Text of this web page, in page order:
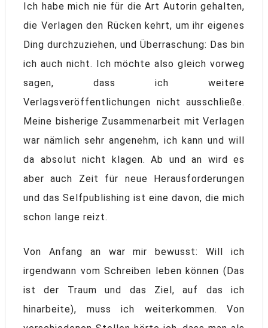
Ich habe mich nie für die Art Autorin gehalten,
die Verlagen den Rücken kehrt, um ihr eigenes
Ding durchzuziehen, und Überraschung: Das bin
ich auch nicht. Ich möchte also gleich vorweg
sagen, dass ich weitere
Verlagsveröffentlichungen nicht ausschließe.
Meine bisherige Zusammenarbeit mit Verlagen
war nämlich sehr angenehm, ich kann und will
da absolut nicht klagen. Ab und an wird es
aber auch Zeit für neue Herausforderungen
und das Selfpublishing ist eine davon, die mich
schon lange reizt.
Von Anfang an war mir bewusst: Will ich
irgendwann vom Schreiben leben können (Das
ist der Traum und das Ziel, auf das ich
hinarbeite), muss ich weiterkommen. Von